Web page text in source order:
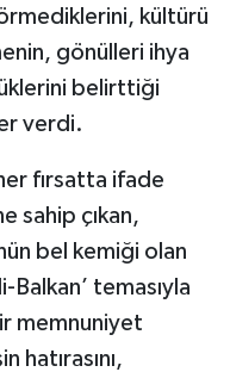
kültürü
gönülleri ihya
belirttiği
verdi.
fırsatta ifade
sahip çıkan,
bel kemiği olan
Balkan’ temasıyla
memnuniyet
hatırasını,